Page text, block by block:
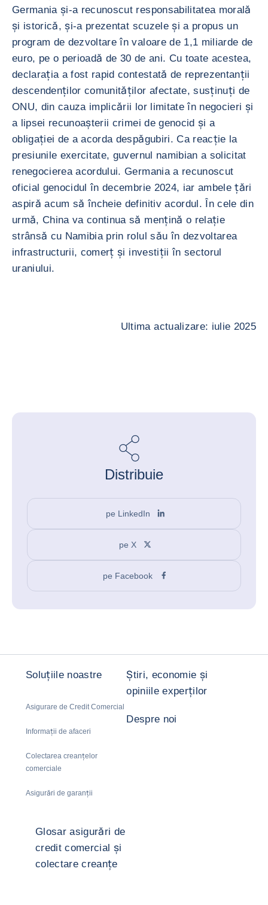
Germania și-a recunoscut responsabilitatea morală
și istorică, și-a prezentat scuzele și a propus un
program de dezvoltare în valoare de 1,1 miliarde de
euro, pe o perioadă de 30 de ani. Cu toate acestea,
declarația a fost rapid contestată de reprezentanții
descendenților comunităților afectate, susținuți de
ONU, din cauza implicării lor limitate în negocieri și
a lipsei recunoașterii crimei de genocid și a
obligației de a acorda despăgubiri. Ca reacție la
presiunile exercitate, guvernul namibian a solicitat
renegocierea acordului. Germania a recunoscut
oficial genocidul în decembrie 2024, iar ambele țări
aspiră acum să încheie definitiv acordul. În cele din
urmă, China va continua să mențină o relație
strânsă cu Namibia prin rolul său în dezvoltarea
infrastructurii, comerț și investiții în sectorul
uraniului.
Ultima actualizare: iulie 2025
Distribuie
pe LinkedIn
pe X
pe Facebook
Soluțiile noastre
Asigurare de Credit Comercial
Informații de afaceri
Colectarea creanțelor
comerciale
Asigurări de garanții
Știri, economie și
opiniile experților
Despre noi
Glosar asigurări de
credit comercial și
colectare creanțe